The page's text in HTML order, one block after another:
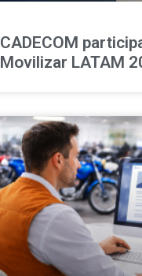
CADECOM
Movilizar LATAM